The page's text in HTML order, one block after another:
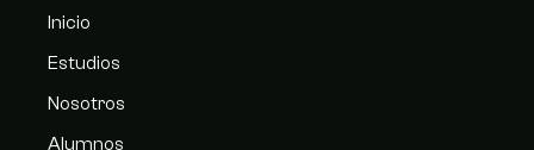
Inicio
Estudios
Nosotros
Alumnos